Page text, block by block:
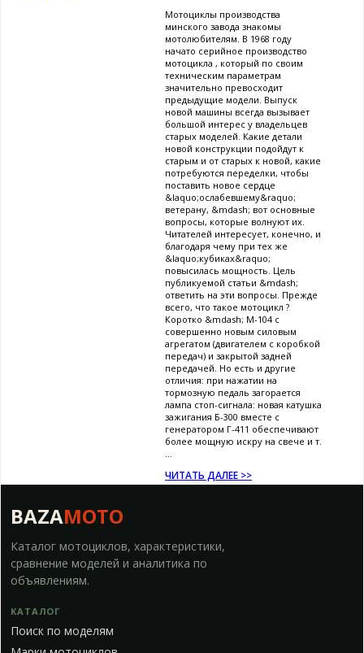
Мотоциклы производства
минского завода знакомы
мотолюбителям. В 1968 году
начато серийное производство
мотоцикла , который по своим
техническим параметрам
значительно превосходит
предыдущие модели. Выпуск
новой машины всегда вызывает
большой интерес у владельцев
старых моделей. Какие детали
новой конструкции подойдут к
старым и от старых к новой, какие
потребуются переделки, чтобы
поставить новое сердце
&laquo;ослабевшему&raquo;
ветерану, &mdash; вот основные
вопросы, которые волнуют их.
Читателей интересует, конечно, и
благодаря чему при тех же
&laquo;кубиках&raquo;
повысилась мощность. Цель
публикуемой статьи &mdash;
ответить на эти вопросы. Прежде
всего, что такое мотоцикл ?
Коротко &mdash; М-104 с
совершенно новым силовым
агрегатом (двигателем с коробкой
передач) и закрытой задней
передачей. Но есть и другие
отличия: при нажатии на
тормозную педаль загорается
лампа стоп-сигнала: новая катушка
зажигания Б-300 вместе с
генератором Г-411 обеспечивают
более мощную искру на свече и т.
ЧИТАТЬ ДАЛЕЕ >>
BAZAMOTO
Каталог мотоциклов, характеристики,
сравнение моделей и аналитика по
объявлениям.
КАТАЛОГ
Поиск по моделям